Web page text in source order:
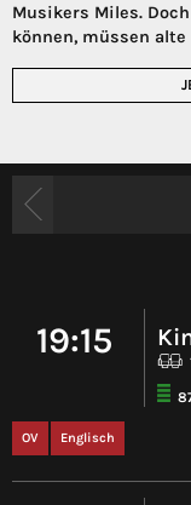
Musikers Miles.
können, müssen
19:15
OV Englisch